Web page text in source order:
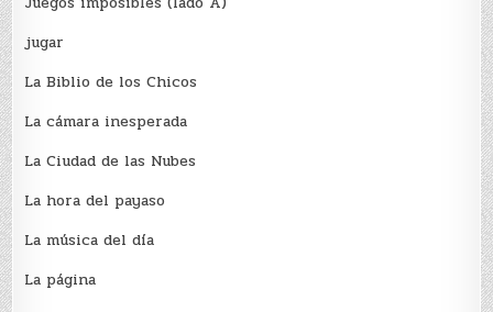
jugar
La Biblio de los Chicos
La cámara inesperada
La Ciudad de las Nubes
La hora del payaso
La música del día
La página